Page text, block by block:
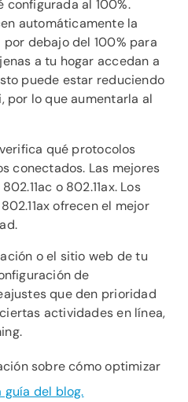
configurada al 100%.
automáticamente la
debajo del 100% para
a tu hogar accedan a
puede estar reduciendo
por lo que aumentarla al
qué protocolos
conectados. Las mejores
o 802.11ax. Los
ofrecen el mejor
o el sitio web de tu
de
que den prioridad
actividades en línea,
sobre cómo optimizar
del blog.